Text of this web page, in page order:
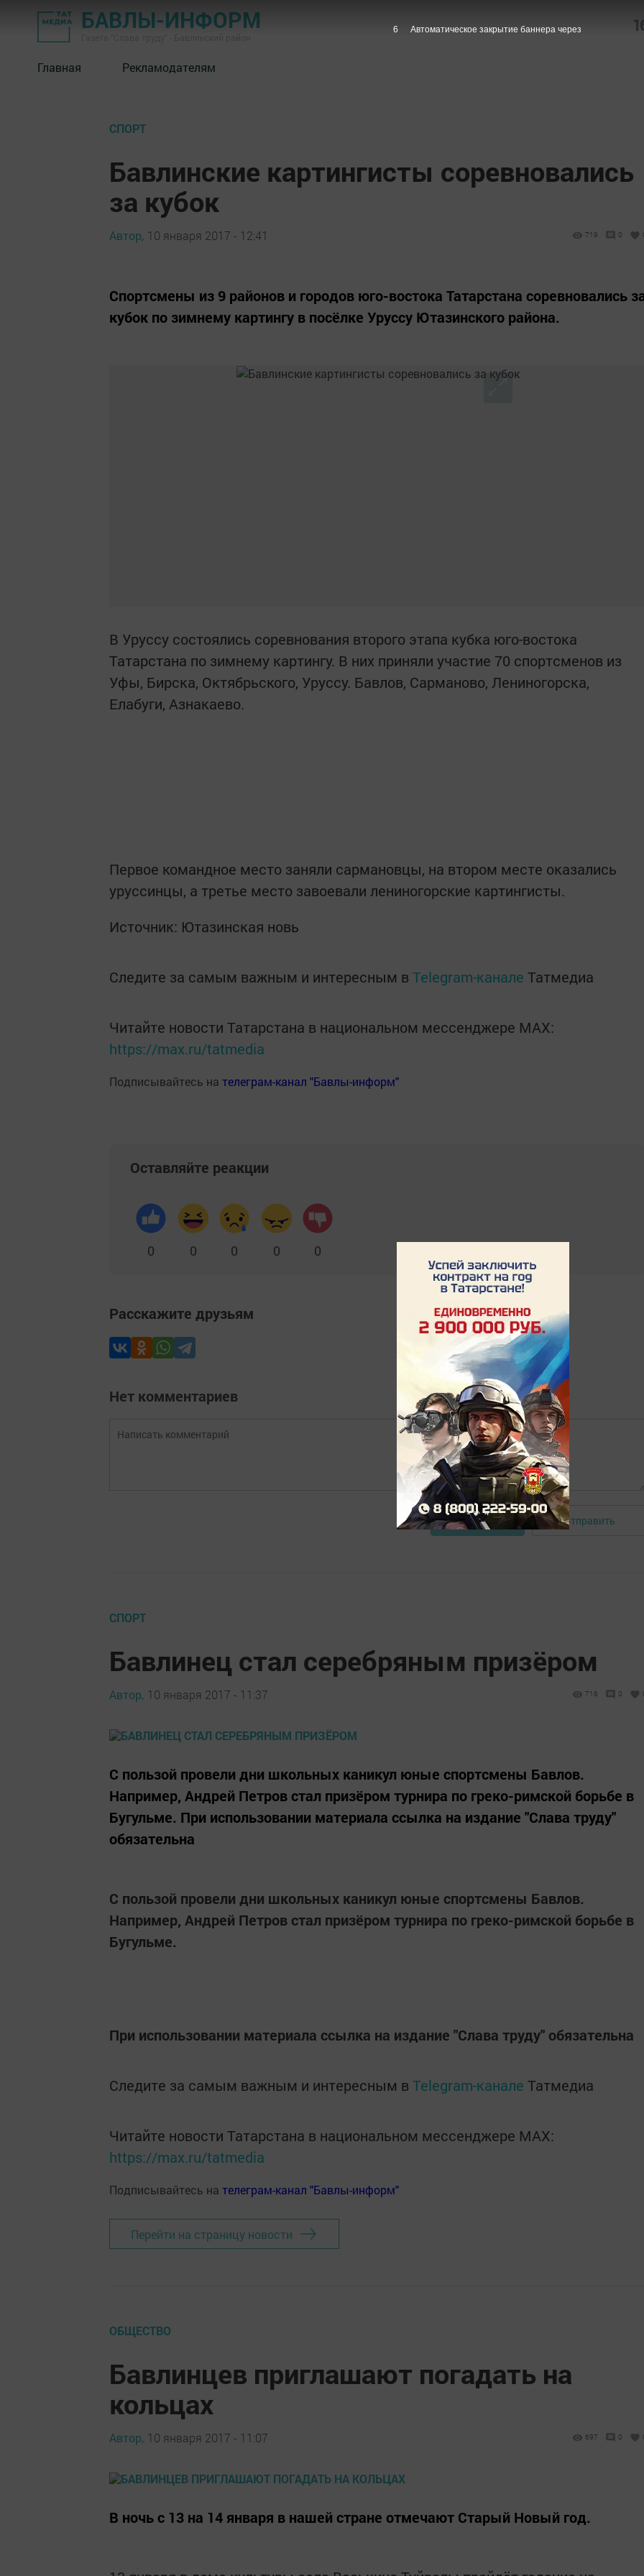
БАВЛЫ-ИНФОРМ
Главная Рекламодателям
СПОРТ
Бавлинские картингисты соревновались
за кубок
Автор, 10 января 2017 - 12:41 719 0
Спортсмены из 9 районов и городов юго-востока Татарстана соревновались
кубок по зимнему картингу в посёлке Уруссу Ютазинского района.
В Уруссу состоялись соревнования второго этапа кубка юго-востока
Татарстана по зимнему картингу. В них приняли участие 70 спортсменов из
Уфы, Бирска, Октябрьского, Уруссу. Бавлов, Сарманово, Лениногорска,
Елабуги, Азнакаево.
Первое командное место заняли сармановцы, на втором месте оказались
уруссинцы, а третье место завоевали лениногорские картингисты.
Источник: Ютазинская новь
Следите за самым важным и интересным в Telegram-канале Татмедиа
Читайте новости Татарстана в национальном мессенджере MАХ:
https://max.ru/tatmedia
Подписывайтесь на телеграм-канал "Бавлы-информ"
Оставляйте реакции
0 0 0 0 0
Расскажите друзьям
Нет комментариев
Авторизоваться Отправить
СПОРТ
Бавлинец стал серебряным призёром
Автор, 10 января 2017 - 11:37 716 0
С пользой провели дни школьных каникул юные спортсмены Бавлов.
Например, Андрей Петров стал призёром турнира по греко-римской борьбе в
Бугульме. При использовании материала ссылка на издание "Слава труду"
обязательна
С пользой провели дни школьных каникул юные спортсмены Бавлов.
Например, Андрей Петров стал призёром турнира по греко-римской борьбе в
Бугульме.
При использовании материала ссылка на издание "Слава труду" обязательна
Следите за самым важным и интересным в Telegram-канале Татмедиа
Читайте новости Татарстана в национальном мессенджере MАХ:
https://max.ru/tatmedia
Подписывайтесь на телеграм-канал "Бавлы-информ"
Перейти на страницу новости
ОБЩЕСТВО
Бавлинцев приглашают погадать на
кольцах
Автор, 10 января 2017 - 11:07 697 0
В ночь с 13 на 14 января в нашей стране отмечают Старый Новый год.
5 Автоматическое закрытие баннера через